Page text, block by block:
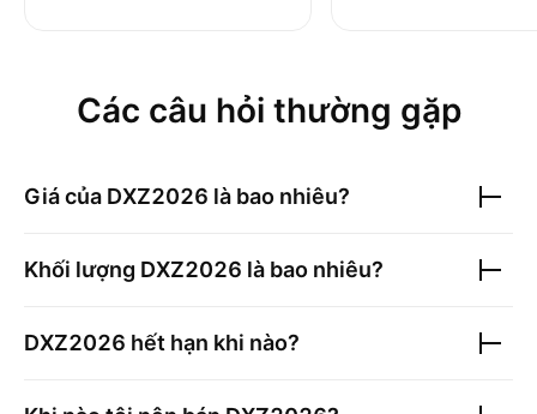
Các câu hỏi thường gặp
Giá của DXZ2026 là bao nhiêu?
Khối lượng DXZ2026 là bao nhiêu?
DXZ2026 hết hạn khi nào?